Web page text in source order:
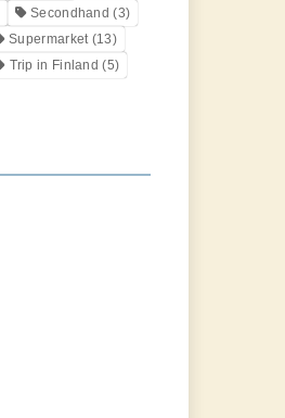
Secondhand (3)
Supermarket (13)
Trip in Finland (5)